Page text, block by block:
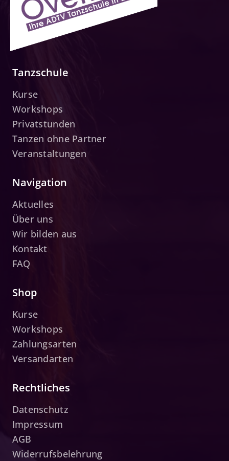
Tanzschule
Kurse
Workshops
Privatstunden
Tanzen ohne Partner
Veranstaltungen
Navigation
Aktuelles
Über uns
Wir bilden aus
Kontakt
FAQ
Shop
Kurse
Workshops
Zahlungsarten
Versandarten
Rechtliches
Datenschutz
Impressum
AGB
Widerrufsbelehrung